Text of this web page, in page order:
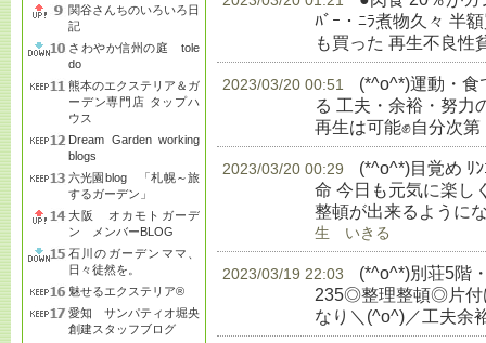
関谷さんちのいろいろ日
記
さわやか信州の庭 tole
do
熊本のエクステリア＆ガ
ーデン専門店 タップハ
ウス
Dream Garden working
blogs
六光園blog 「札幌～旅
するガーデン」
大阪 オカモトガーデ
ン メンバーBLOG
石川のガーデンママ、
日々徒然を。
魅せるエクステリア®
愛知 サンパティオ堀央
創建スタッフブログ
ﾊﾞｰ・ﾆﾗ煮物久々 半
も買った 再生不良性
2023/03/20 00:51
(*^o^*)運動・
る 工夫・余裕・努力
再生は可能✊自分次第
2023/03/20 00:29
(*^o^*)目覚め ﾘ
命 今日も元気に楽し
整頓が出来るように
生 いきる
2023/03/19 22:03
(*^o^*)別荘5階
235◎整理整頓◎片付
なり＼(^o^)／工夫余